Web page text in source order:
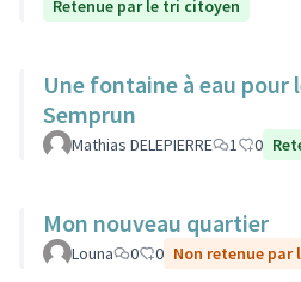
Retenue par le tri citoyen
Une fontaine à eau pour
Semprun
Mathias DELEPIERRE 1 0
Mon nouveau quartier
Louna 0 0 Non retenue par